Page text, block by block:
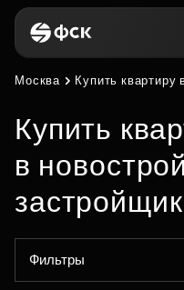
Москва Купить квартиру
Купить
в
Фильтры